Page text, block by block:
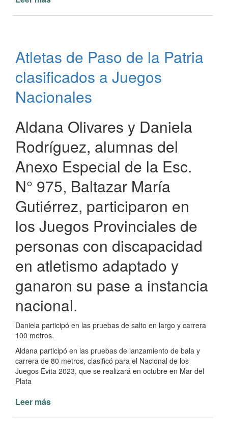
Paso
de
la
Atletas de Paso de la Patria
clasificados a Juegos
Nacionales
Aldana Olivares y Daniela
Rodríguez, alumnas del
Anexo Especial de la Esc.
N° 975, Baltazar María
Gutiérrez, participaron en
los Juegos Provinciales de
personas con discapacidad
en atletismo adaptado y
ganaron su pase a instancia
nacional.
Daniela participó en las pruebas de salto en largo y carrera
100 metros.
Aldana participó en las pruebas de lanzamiento de bala y
carrera de 80 metros, clasificó para el Nacional de los
Juegos Evita 2023, que se realizará en octubre en Mar del
Plata
Leer más